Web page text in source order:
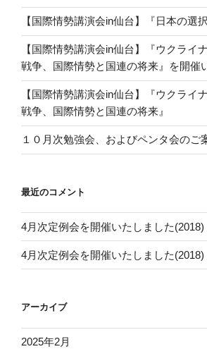
【国際情勢講演会in仙台】『日本の選択
【国際情勢講演会in仙台】『ウクライ
戦争、国際情勢と国連の将来』を開催
【国際情勢講演会in仙台】『ウクライ
戦争、国際情勢と国連の将来』
１０月次勉強会、およびペンタ会のご
最近のコメント
4月次定例会を開催いたしました(2018)
4月次定例会を開催いたしました(2018)
アーカイブ
2025年2月